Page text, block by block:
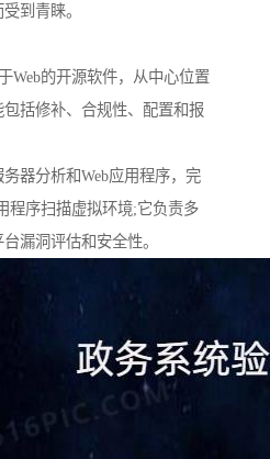
到青睐。
Web的开源软件，从中心位置
括修补、合规性、配置和报
器分析和Web应用程序，完
程序扫描虚拟环境;它负责多
漏洞评估和安全性。